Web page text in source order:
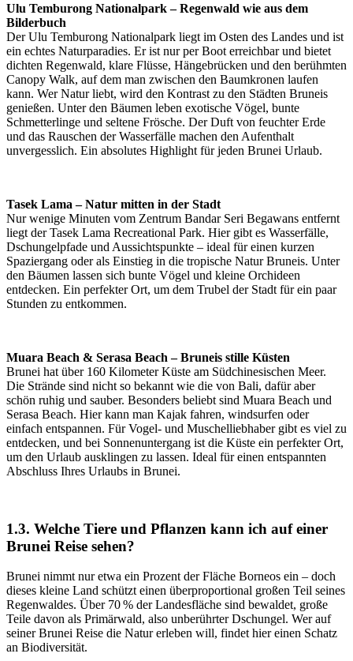
Ulu Temburong Nationalpark – Regenwald wie aus dem
Bilderbuch
Der Ulu Temburong Nationalpark liegt im Osten des Landes und ist
ein echtes Naturparadies. Er ist nur per Boot erreichbar und bietet
dichten Regenwald, klare Flüsse, Hängebrücken und den berühmten
Canopy Walk, auf dem man zwischen den Baumkronen laufen
kann. Wer Natur liebt, wird den Kontrast zu den Städten Bruneis
genießen. Unter den Bäumen leben exotische Vögel, bunte
Schmetterlinge und seltene Frösche. Der Duft von feuchter Erde
und das Rauschen der Wasserfälle machen den Aufenthalt
unvergesslich. Ein absolutes Highlight für jeden Brunei Urlaub.
Tasek Lama – Natur mitten in der Stadt
Nur wenige Minuten vom Zentrum Bandar Seri Begawans entfernt
liegt der Tasek Lama Recreational Park. Hier gibt es Wasserfälle,
Dschungelpfade und Aussichtspunkte – ideal für einen kurzen
Spaziergang oder als Einstieg in die tropische Natur Bruneis. Unter
den Bäumen lassen sich bunte Vögel und kleine Orchideen
entdecken. Ein perfekter Ort, um dem Trubel der Stadt für ein paar
Stunden zu entkommen.
Muara Beach & Serasa Beach – Bruneis stille Küsten
Brunei hat über 160 Kilometer Küste am Südchinesischen Meer.
Die Strände sind nicht so bekannt wie die von Bali, dafür aber
schön ruhig und sauber. Besonders beliebt sind Muara Beach und
Serasa Beach. Hier kann man Kajak fahren, windsurfen oder
einfach entspannen. Für Vogel- und Muschelliebhaber gibt es viel zu
entdecken, und bei Sonnenuntergang ist die Küste ein perfekter Ort,
um den Urlaub ausklingen zu lassen. Ideal für einen entspannten
Abschluss Ihres Urlaubs in Brunei.
1.3. Welche Tiere und Pflanzen kann ich auf einer
Brunei Reise sehen?
Brunei nimmt nur etwa ein Prozent der Fläche Borneos ein – doch
dieses kleine Land schützt einen überproportional großen Teil seines
Regenwaldes. Über 70 % der Landesfläche sind bewaldet, große
Teile davon als Primärwald, also unberührter Dschungel. Wer auf
seiner Brunei Reise die Natur erleben will, findet hier einen Schatz
an Biodiversität.